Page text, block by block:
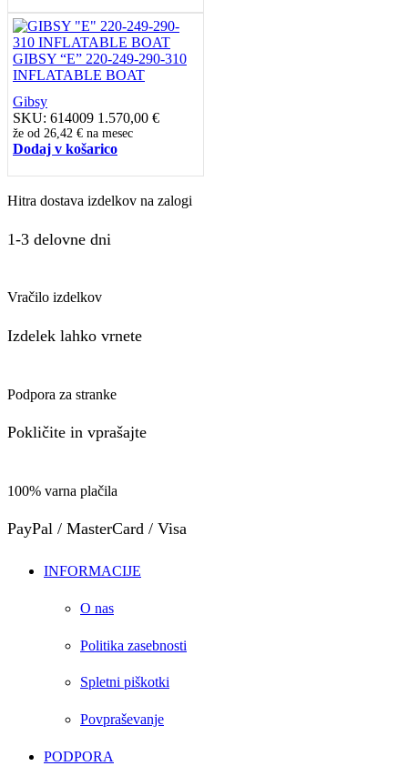
GIBSY “E” 220-249-290-310
INFLATABLE BOAT
Gibsy
SKU: 614009 1.570,00 €
že od 26,42 € na mesec
Dodaj v košarico
Hitra dostava izdelkov na zalogi
1-3 delovne dni
Vračilo izdelkov
Izdelek lahko vrnete
Podpora za stranke
Pokličite in vprašajte
100% varna plačila
PayPal / MasterCard / Visa
INFORMACIJE
O nas
Politika zasebnosti
Spletni piškotki
Povpraševanje
PODPORA